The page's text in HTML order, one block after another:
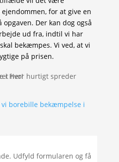
for at give en
Der kan dog også
ud fra, indtil vi har
bekæmpes. Vi ved, at vi
på prisen.
borebille bekæmpelse i
Udfyld formularen og få